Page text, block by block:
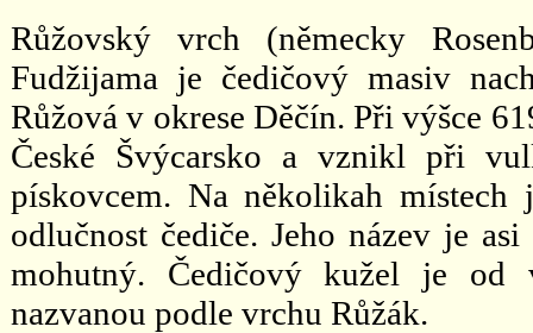
Růžovský vrch (německy
Fudžijama je čedičový masiv
Růžová v okrese Děčín. Při výšce
České Švýcarsko a vznikl při
pískovcem. Na několikah
odlučnost čediče. Jeho název je
mohutný. Čedičový kužel je od
nazvanou podle vrchu Růžák.